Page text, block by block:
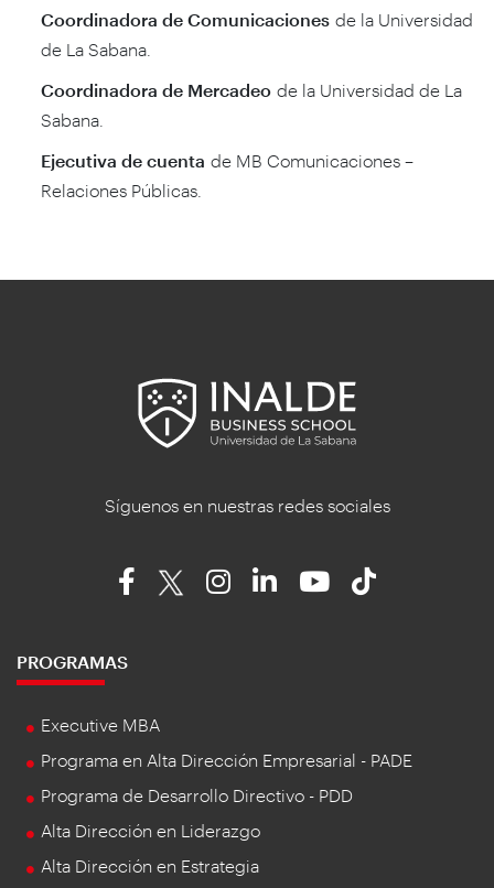
Coordinadora de Comunicaciones de la Universidad
de La Sabana.
Coordinadora de Mercadeo de la Universidad de La
Sabana.
Ejecutiva de cuenta de MB Comunicaciones –
Relaciones Públicas.
Síguenos en nuestras redes sociales
PROGRAMAS
Executive MBA
Programa en Alta Dirección Empresarial - PADE
Programa de Desarrollo Directivo - PDD
Alta Dirección en Liderazgo
Alta Dirección en Estrategia